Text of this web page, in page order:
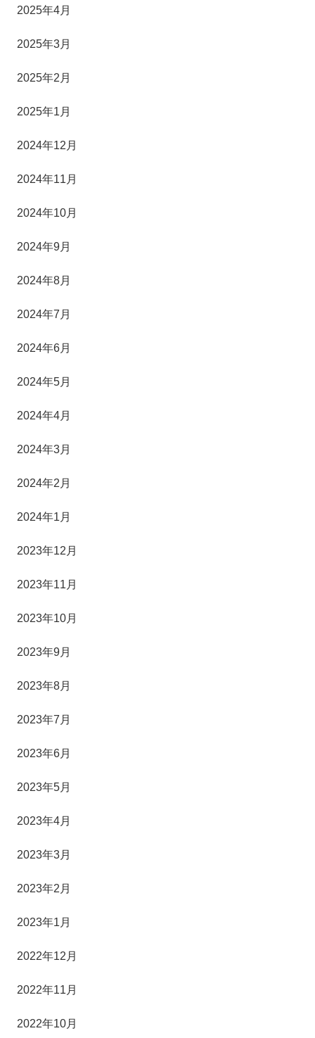
2025年4月
2025年3月
2025年2月
2025年1月
2024年12月
2024年11月
2024年10月
2024年9月
2024年8月
2024年7月
2024年6月
2024年5月
2024年4月
2024年3月
2024年2月
2024年1月
2023年12月
2023年11月
2023年10月
2023年9月
2023年8月
2023年7月
2023年6月
2023年5月
2023年4月
2023年3月
2023年2月
2023年1月
2022年12月
2022年11月
2022年10月